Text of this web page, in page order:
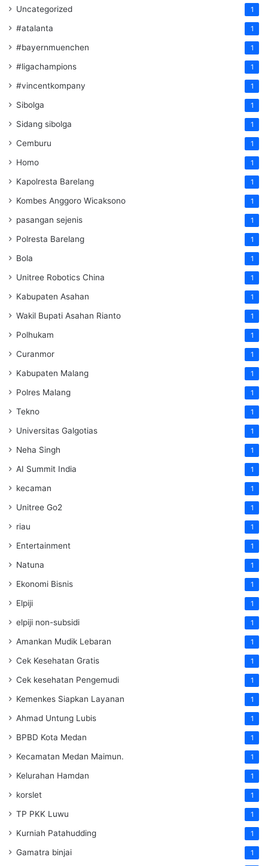
Uncategorized 1
#atalanta 1
#bayernmuenchen 1
#ligachampions 1
#vincentkompany 1
Sibolga 1
Sidang sibolga 1
Cemburu 1
Homo 1
Kapolresta Barelang 1
Kombes Anggoro Wicaksono 1
pasangan sejenis 1
Polresta Barelang 1
Bola 1
Unitree Robotics China 1
Kabupaten Asahan 1
Wakil Bupati Asahan Rianto 1
Polhukam 1
Curanmor 1
Kabupaten Malang 1
Polres Malang 1
Tekno 1
Universitas Galgotias 1
Neha Singh 1
AI Summit India 1
kecaman 1
Unitree Go2 1
riau 1
Entertainment 1
Natuna 1
Ekonomi Bisnis 1
Elpiji 1
elpiji non-subsidi 1
Amankan Mudik Lebaran 1
Cek Kesehatan Gratis 1
Cek kesehatan Pengemudi 1
Kemenkes Siapkan Layanan 1
Ahmad Untung Lubis 1
BPBD Kota Medan 1
Kecamatan Medan Maimun. 1
Kelurahan Hamdan 1
korslet 1
TP PKK Luwu 1
Kurniah Patahudding 1
Gamatra binjai 1